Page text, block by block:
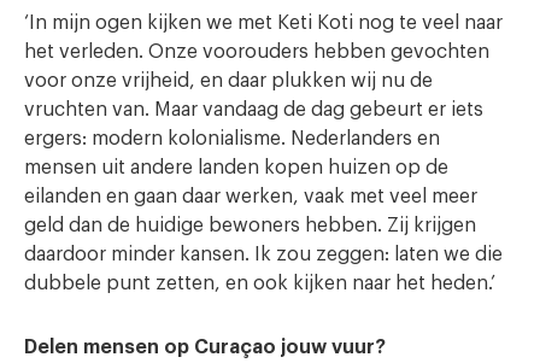
‘In mijn ogen kijken we met Keti Koti nog te veel naar
het verleden. Onze voorouders hebben gevochten
voor onze vrijheid, en daar plukken wij nu de
vruchten van. Maar vandaag de dag gebeurt er iets
ergers: modern kolonialisme. Nederlanders en
mensen uit andere landen kopen huizen op de
eilanden en gaan daar werken, vaak met veel meer
geld dan de huidige bewoners hebben. Zij krijgen
daardoor minder kansen. Ik zou zeggen: laten we die
dubbele punt zetten, en ook kijken naar het heden.’
Delen mensen op Curaçao jouw vuur?